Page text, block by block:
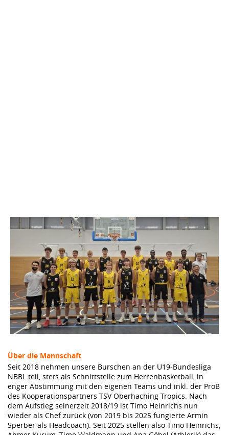
Über die Mannschaft
Seit 2018 nehmen unsere Burschen an der U19-Bundesliga
NBBL teil, stets als Schnittstelle zum Herrenbasketball, in
enger Abstimmung mit den eigenen Teams und inkl. der ProB
des Kooperationspartners TSV Oberhaching Tropics. Nach
dem Aufstieg seinerzeit 2018/19 ist Timo Heinrichs nun
wieder als Chef zurück (von 2019 bis 2025 fungierte Armin
Sperber als Headcoach). Seit 2025 stellen also Timo Heinrichs,